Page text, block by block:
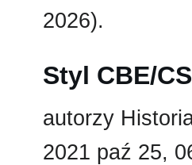
2026).
Styl CBE/
autorzy
2021 paź 25,